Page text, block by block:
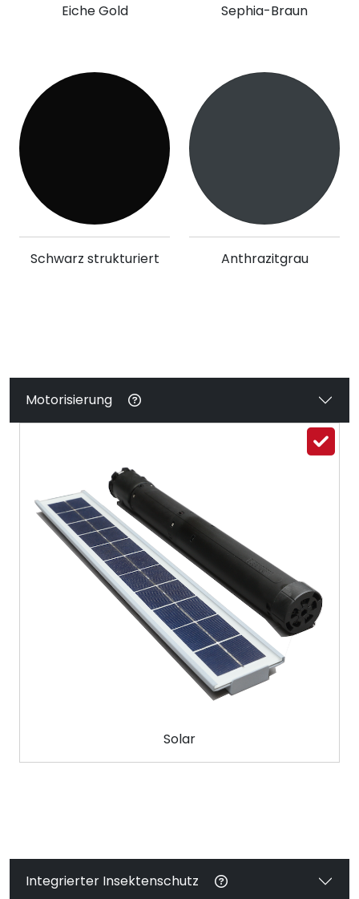
Eiche Gold Sephia-Braun
Schwarz strukturiert Anthrazitgrau
Motorisierung
Solar
Integrierter Insektenschutz